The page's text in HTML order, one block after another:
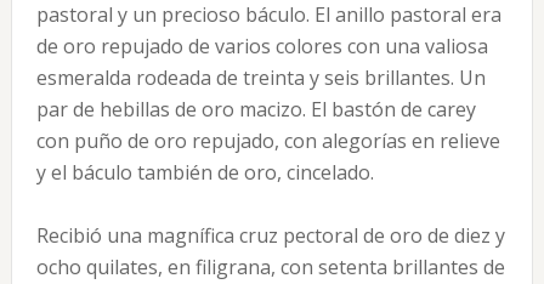
pastoral y un precioso báculo. El anillo pastoral era
de oro repujado de varios colores con una valiosa
esmeralda rodeada de treinta y seis brillantes. Un
par de hebillas de oro macizo. El bastón de carey
con puño de oro repujado, con alegorías en relieve
y el báculo también de oro, cincelado.
Recibió una magnífica cruz pectoral de oro de diez y
ocho quilates, en filigrana, con setenta brillantes de